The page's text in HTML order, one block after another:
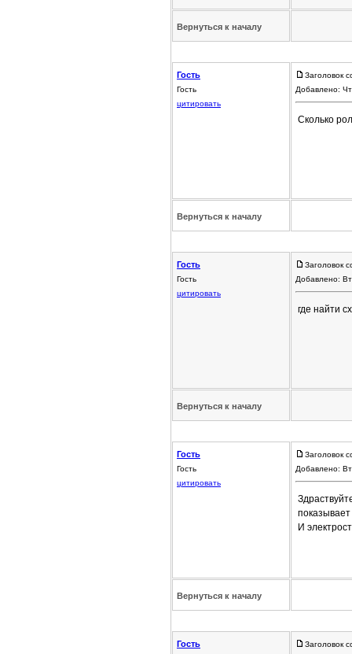
Вернуться к началу
Гость
Гость
цитировать
Заголовок
Добавлено:
Сколько
Вернуться к началу
Гость
Гость
цитировать
Заголовок
Добавлено:
где найти
Вернуться к началу
Гость
Гость
цитировать
Заголовок
Добавлено:
И
Вернуться к началу
Гость
Заголовок